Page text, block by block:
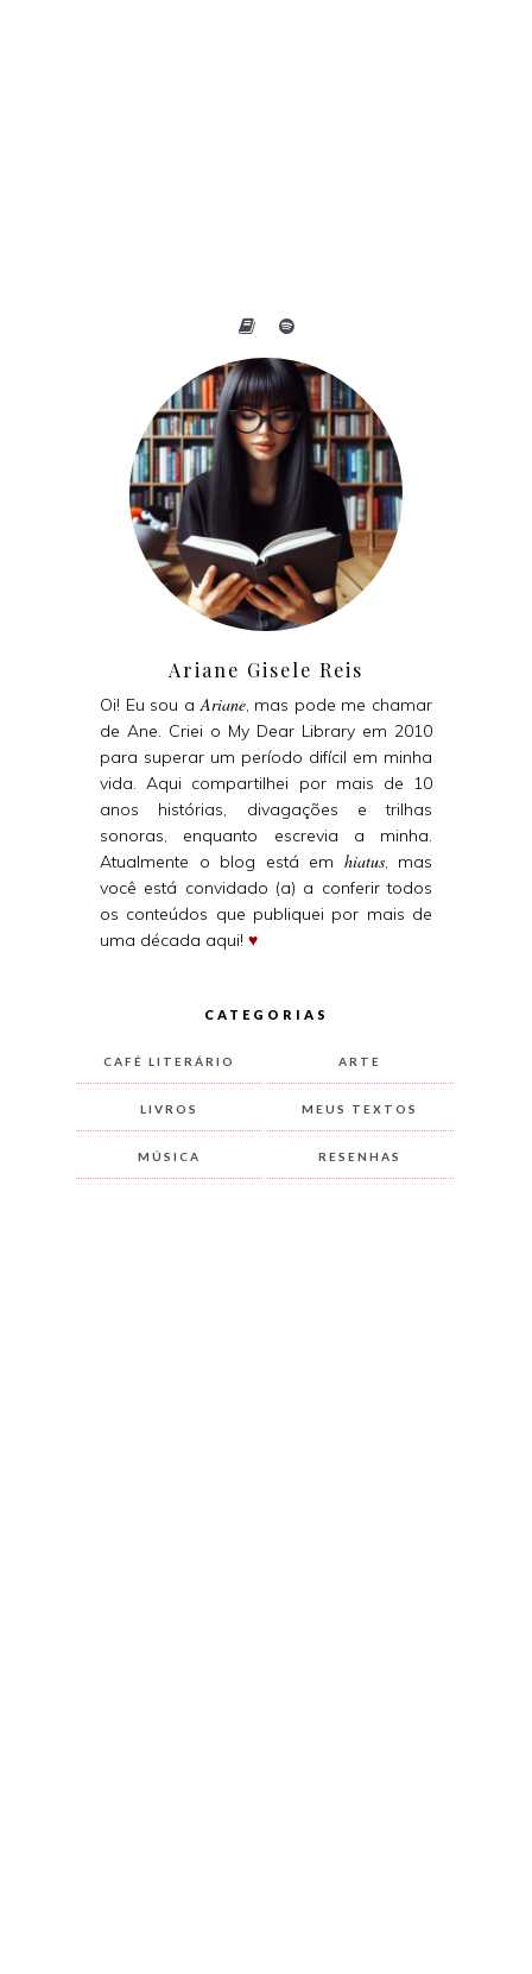
Ariane Gisele Reis
Oi! Eu sou aAriane, mas pode me chamar
de Ane. Criei o My Dear Library em 2010
para superar um período difícil em minha
vida. Aqui compartilhei por mais de 10
anos histórias, divagações e trilhas
sonoras, enquanto escrevia a minha.
Atualmente o blog está em hiatus, mas
você está convidado (a) a conferir todos
os conteúdos que publiquei por mais de
uma década aqui! ♥
CATEGORIAS
CAFÉ LITERÁRIO ARTE
LIVROS MEUS TEXTOS
MÚSICA RESENHAS